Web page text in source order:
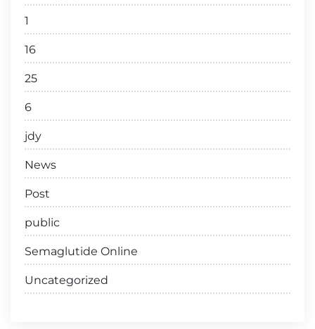
1
16
25
6
jdy
News
Post
public
Semaglutide Online
Uncategorized